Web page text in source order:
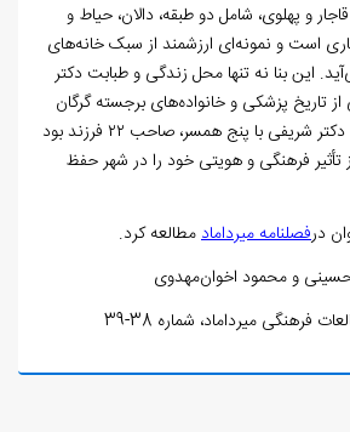
و پهلوی، شامل دو طبقه، دالان، حیاط و
است و نمونه‌ای ارزشمند از سبک خانه‌های
این بنا نه تنها محل زندگی و طبابت دکتر
تاریخ پزشکی و خانواده‌های برجسته گرگان
را نیز نمایندگی می‌کند. دکتر شریفی با پنج همسر، صاحب ۲۲ فرزند بود
تأثیر فرهنگی و هویتی خود را در شهر حفظ
درفصلنامه میردامادمطالعه کرد.
و محمود اخوان‌مهدوی
فرهنگی میرداماد، شماره 38-39